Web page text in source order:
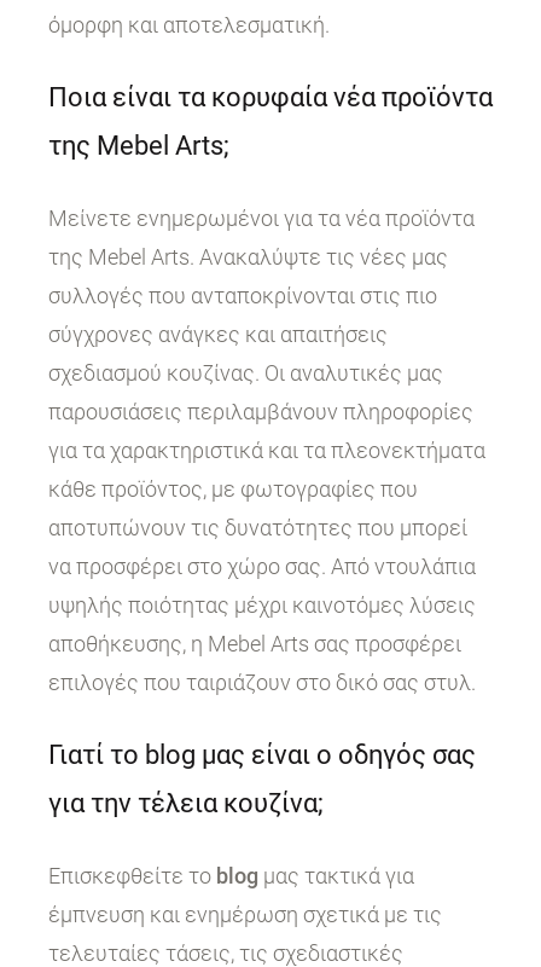
όμορφη και αποτελεσματική.
Ποια είναι τα κορυφαία νέα προϊόντα
της Mebel Arts;
Μείνετε ενημερωμένοι για τα νέα προϊόντα
της Mebel Arts. Ανακαλύψτε τις νέες μας
συλλογές που ανταποκρίνονται στις πιο
σύγχρονες ανάγκες και απαιτήσεις
σχεδιασμού κουζίνας. Οι αναλυτικές μας
παρουσιάσεις περιλαμβάνουν πληροφορίες
για τα χαρακτηριστικά και τα πλεονεκτήματα
κάθε προϊόντος, με φωτογραφίες που
αποτυπώνουν τις δυνατότητες που μπορεί
να προσφέρει στο χώρο σας. Από ντουλάπια
υψηλής ποιότητας μέχρι καινοτόμες λύσεις
αποθήκευσης, η Mebel Arts σας προσφέρει
επιλογές που ταιριάζουν στο δικό σας στυλ.
Γιατί το blog μας είναι ο οδηγός σας
για την τέλεια κουζίνα;
Επισκεφθείτε το blog μας τακτικά για
έμπνευση και ενημέρωση σχετικά με τις
τελευταίες τάσεις, τις σχεδιαστικές